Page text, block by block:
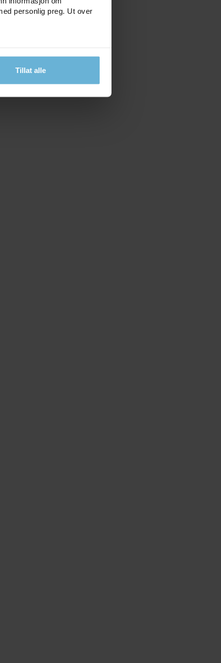
personlig preg. Ut over
Tillat alle